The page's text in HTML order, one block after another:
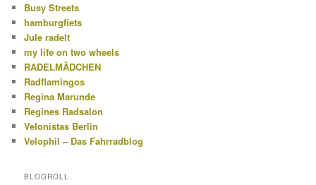
Busy Streets
hamburgfiets
Jule radelt
my life on two wheels
RADELMÄDCHEN
Radflamingos
Regina Marunde
Regines Radsalon
Velonistas Berlin
Velophil – Das Fahrradblog
BLOGROLL